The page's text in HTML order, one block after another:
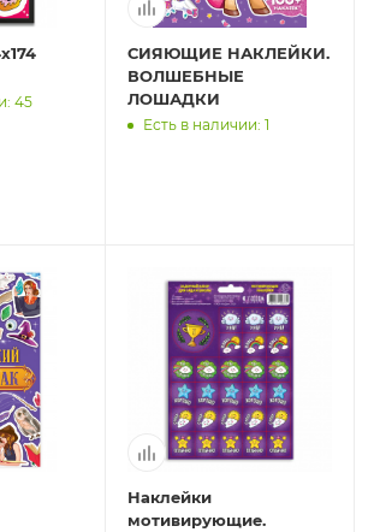
45
СИЯЮЩИЕ НАКЛЕЙКИ.
ВОЛШЕБНЫЕ
ЛОШАДКИ
Есть в наличии: 1
Наклейки
мотивирующие.